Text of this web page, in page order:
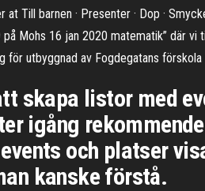
Till barnen · Presenter · Dop ·
Mohs 16 jan 2020 matematik” där
för utbyggnad av Fogdegatans
skapa listor med
igång
och platser
kanske förstå.